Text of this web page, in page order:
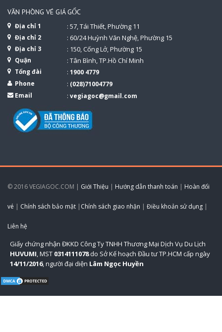
VĂN PHÒNG VÉ GIÁ GỐC
Địa chỉ 1 : 57, Tái Thiết, Phường 11
Địa chỉ 2 : 60/24 Huỳnh Văn Nghệ, Phường 15
Địa chỉ 3 : 150, Cống Lở, Phường 15
Quận : Tân Bình, TP.Hồ Chí Minh
Tổng đài : 1900 4779
Phone
: (028)71004779
Email
: vegiagoc@gmail.com
© 2016 VEGIAGOC.COM | Giới Thiệu | Hướng dẫn thanh toán | Hoàn đổi
vé | Chính sách bảo mật | Chính sách giao nhận | Điều khoản sử dụng |
Liên hệ
Giấy chứng nhận ĐKKD Công Ty TNHH Thương Mại Dịch Vụ Du Lịch
HUVUMI , MST 0314111078do Sở Kế hoạch Đầu tư TP.HCM cấp ngày
14/11/2016, người đại diện Lâm Ngọc Huyền